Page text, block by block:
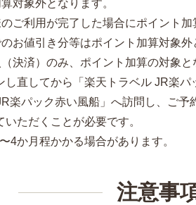
対象外となります。
ご利用が完了した場合にポイント加
お値引き分等はポイント加算対象外
決済）のみ、ポイント加算の対象
直してから「楽天トラベル JR楽パ
楽パック赤い風船」へ訪問し、ご
ただくことが必要です。
4か月程かかる場合があります。
注意事